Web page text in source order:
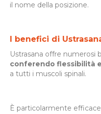
il nome della posizione.
I benefici di
Ustrasana offre numerosi
conferendo flessibilità
a tutti i muscoli spinali.
È particolarmente